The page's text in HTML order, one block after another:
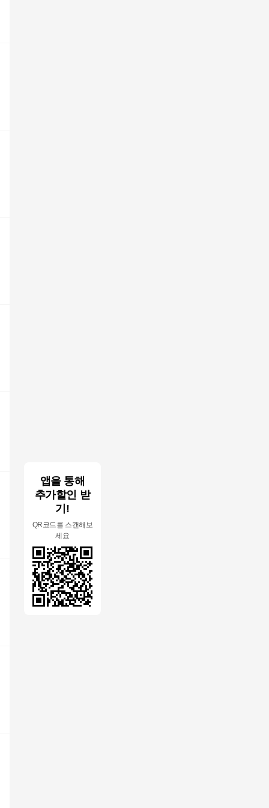
앱을 통해
추가할인 받
기!
QR코드를 스캔해보
세요